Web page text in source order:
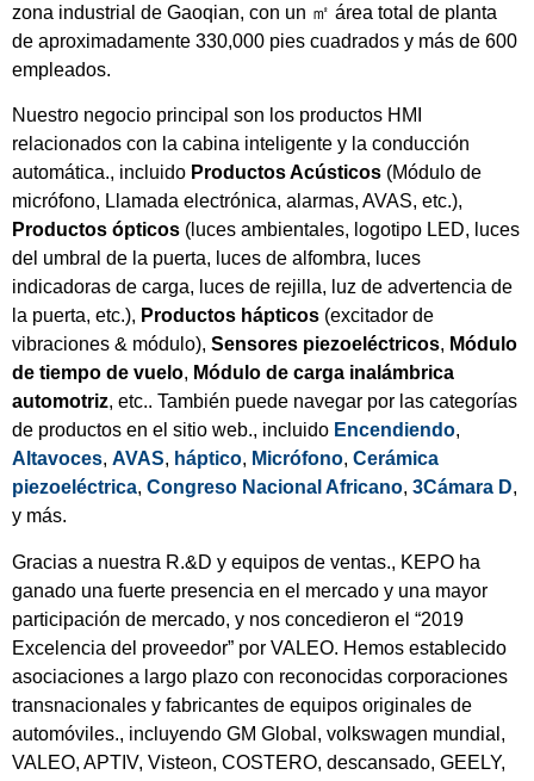
zona industrial de Gaoqian, con un ㎡ área total de planta
de aproximadamente 330,000 pies cuadrados y más de 600
empleados.
Nuestro negocio principal son los productos HMI
relacionados con la cabina inteligente y la conducción
automática., incluido Productos Acústicos (Módulo de
micrófono, Llamada electrónica, alarmas, AVAS, etc.),
Productos ópticos (luces ambientales, logotipo LED, luces
del umbral de la puerta, luces de alfombra, luces
indicadoras de carga, luces de rejilla, luz de advertencia de
la puerta, etc.), Productos hápticos (excitador de
vibraciones & módulo), Sensores piezoeléctricos, Módulo
de tiempo de vuelo, Módulo de carga inalámbrica
automotriz, etc.. También puede navegar por las categorías
de productos en el sitio web., incluido Encendiendo,
Altavoces, AVAS, háptico, Micrófono, Cerámica
piezoeléctrica, Congreso Nacional Africano, 3Cámara D,
y más.
Gracias a nuestra R.&D y equipos de ventas., KEPO ha
ganado una fuerte presencia en el mercado y una mayor
participación de mercado, y nos concedieron el “2019
Excelencia del proveedor” por VALEO. Hemos establecido
asociaciones a largo plazo con reconocidas corporaciones
transnacionales y fabricantes de equipos originales de
automóviles., incluyendo GM Global, volkswagen mundial,
VALEO, APTIV, Visteon, COSTERO, descansado, GEELY,